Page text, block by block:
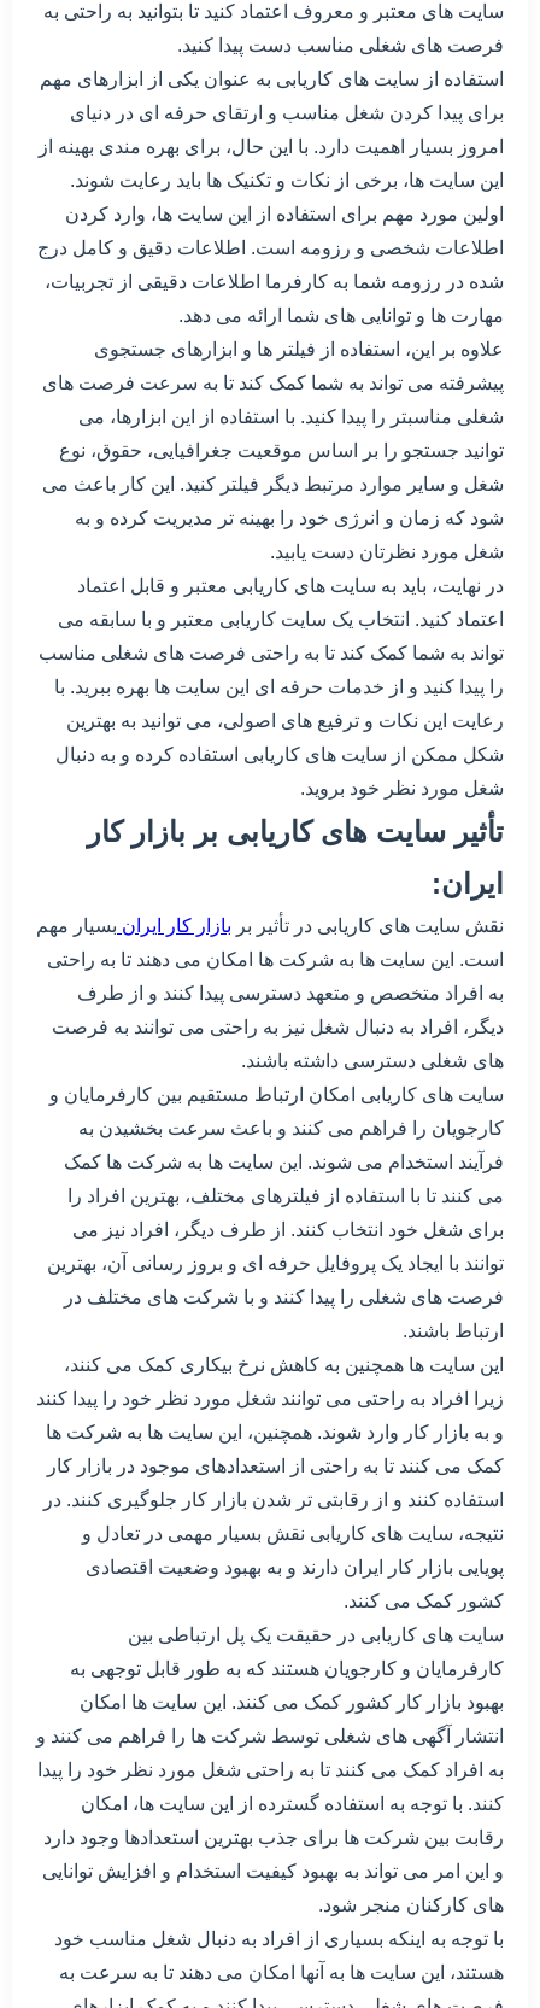
سایت های معتبر و معروف اعتماد کنید تا بتوانید به راحتی به
فرصت های شغلی مناسب دست پیدا کنید.
استفاده از سایت های کاریابی به عنوان یکی از ابزارهای مهم
برای پیدا کردن شغل مناسب و ارتقای حرفه ای در دنیای
امروز بسیار اهمیت دارد. با این حال، برای بهره مندی بهینه از
این سایت ها، برخی از نکات و تکنیک ها باید رعایت شوند.
اولین مورد مهم برای استفاده از این سایت ها، وارد کردن
اطلاعات شخصی و رزومه است. اطلاعات دقیق و کامل درج
شده در رزومه شما به کارفرما اطلاعات دقیقی از تجربیات،
مهارت ها و توانایی های شما ارائه می دهد.
علاوه بر این، استفاده از فیلتر ها و ابزارهای جستجوی
پیشرفته می تواند به شما کمک کند تا به سرعت فرصت های
شغلی مناسبتر را پیدا کنید. با استفاده از این ابزارها، می
توانید جستجو را بر اساس موقعیت جغرافیایی، حقوق، نوع
شغل و سایر موارد مرتبط دیگر فیلتر کنید. این کار باعث می
شود که زمان و انرژی خود را بهینه تر مدیریت کرده و به
شغل مورد نظرتان دست یابید.
در نهایت، باید به سایت های کاریابی معتبر و قابل اعتماد
اعتماد کنید. انتخاب یک سایت کاریابی معتبر و با سابقه می
تواند به شما کمک کند تا به راحتی فرصت های شغلی مناسب
را پیدا کنید و از خدمات حرفه ای این سایت ها بهره ببرید. با
رعایت این نکات و ترفیع های اصولی، می توانید به بهترین
شکل ممکن از سایت های کاریابی استفاده کرده و به دنبال
شغل مورد نظر خود بروید.
تأثیر سایت های کاریابی بر بازار کار
ایران:
نقش سایت های کاریابی در تأثیر بر بازار کار ایران بسیار مهم
است. این سایت ها به شرکت ها امکان می دهند تا به راحتی
به افراد متخصص و متعهد دسترسی پیدا کنند و از طرف
دیگر، افراد به دنبال شغل نیز به راحتی می توانند به فرصت
های شغلی دسترسی داشته باشند.
سایت های کاریابی امکان ارتباط مستقیم بین کارفرمایان و
کارجویان را فراهم می کنند و باعث سرعت بخشیدن به
فرآیند استخدام می شوند. این سایت ها به شرکت ها کمک
می کنند تا با استفاده از فیلترهای مختلف، بهترین افراد را
برای شغل خود انتخاب کنند. از طرف دیگر، افراد نیز می
توانند با ایجاد یک پروفایل حرفه ای و بروز رسانی آن، بهترین
فرصت های شغلی را پیدا کنند و با شرکت های مختلف در
ارتباط باشند.
این سایت ها همچنین به کاهش نرخ بیکاری کمک می کنند،
زیرا افراد به راحتی می توانند شغل مورد نظر خود را پیدا کنند
و به بازار کار وارد شوند. همچنین، این سایت ها به شرکت ها
کمک می کنند تا به راحتی از استعدادهای موجود در بازار کار
استفاده کنند و از رقابتی تر شدن بازار کار جلوگیری کنند. در
نتیجه، سایت های کاریابی نقش بسیار مهمی در تعادل و
پویایی بازار کار ایران دارند و به بهبود وضعیت اقتصادی
کشور کمک می کنند.
سایت های کاریابی در حقیقت یک پل ارتباطی بین
کارفرمایان و کارجویان هستند که به طور قابل توجهی به
بهبود بازار کار کشور کمک می کنند. این سایت ها امکان
انتشار آگهی های شغلی توسط شرکت ها را فراهم می کنند و
به افراد کمک می کنند تا به راحتی شغل مورد نظر خود را پیدا
کنند. با توجه به استفاده گسترده از این سایت ها، امکان
رقابت بین شرکت ها برای جذب بهترین استعدادها وجود دارد
و این امر می تواند به بهبود کیفیت استخدام و افزایش توانایی
های کارکنان منجر شود.
با توجه به اینکه بسیاری از افراد به دنبال شغل مناسب خود
هستند، این سایت ها به آنها امکان می دهند تا به سرعت به